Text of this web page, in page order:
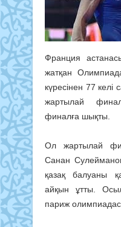
Франция
жатқан
күресінен 77
жартылай
финалға шықты.
Ол жартылай
Санан
қазақ балуаны
айқын ұтты.
париж